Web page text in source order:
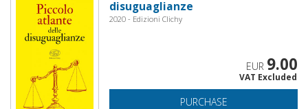
disuguaglianze
2020 - Edizioni Clichy
EUR 9.00
VAT Excluded
PURCHASE